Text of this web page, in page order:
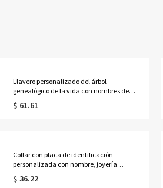
Llavero personalizado del árbol
genealógico de la vida con nombres de 1
a 13 niños
$ 61.61
Collar con placa de identificación
personalizada con nombre, joyería
masculina grabada a medida, regalo de
cumpleaños/Día del Padre/Aniversario
$ 36.22